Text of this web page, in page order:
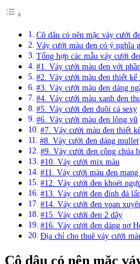
Cô dâu có nên mặc váy cưới
Váy cưới màu đen có ý nghĩa
Tổng hợp các mẫu váy cưới
#1. Váy cưới màu đen với
#2. Váy cưới màu đen thiết kế
#3. Váy cưới màu đen dáng
#4. Váy cưới màu xanh đen
#5. Váy cưới đen đuôi cá sexy
#6. Váy cưới màu đen lông vũ
#7. Váy cưới màu đen thiết
#8. Váy cưới đen dáng mullet
#9. Váy cưới đen công chúa
#10. Váy cưới mix màu
#11. Váy cưới màu đen
#12. Váy cưới đen khoét
#13. Váy cưới đen đính đá
#14. Váy cưới đen voan
#15. Váy cưới đen 2 dây
#16. Váy cưới đen dáng nơ
Địa chỉ cho thuê váy cưới
Cô dâu có nên mặc